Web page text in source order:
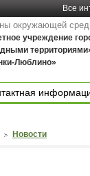
Все
окружающей
учреждение
Люблино»
Новости